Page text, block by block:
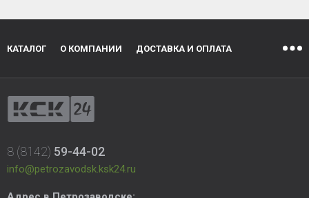
КАТАЛОГ О КОМПАНИИ ДОСТАВКА И ОПЛАТА
8 (8142) 59-44-02
info@petrozavodsk.ksk24.ru